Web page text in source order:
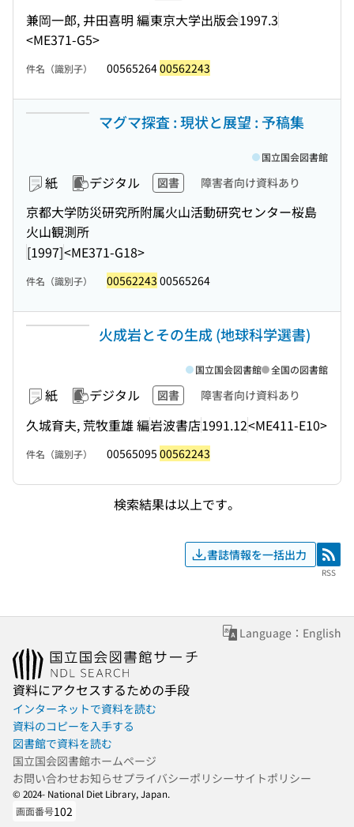
兼岡一郎, 井田喜明 編東京大学出版会1997.3
<ME371-G5>
件名（識別子） 0056526400562243
マグマ探査 : 現状と展望 : 予稿集
紙 デジタル 図書 障害者向け資料あり
京都大学防災研究所附属火山活動研究センター桜島
火山観測所
[1997]<ME371-G18>
国立国会図書館
件名（識別子） 00562243 00565264
火成岩とその生成 (地球科学選書)
紙 デジタル 図書 障害者向け資料あり
久城育夫, 荒牧重雄 編岩波書店1991.12<ME411-E10>
国立国会図書館 全国の図書館
件名（識別子） 00565095 00562243
検索結果は以上です。
書誌情報を一括出力 RSS
RSS
Language：English
資料にアクセスするための手段
インターネットで資料を読む
資料のコピーを入手する
図書館で資料を読む
国立国会図書館ホームページ
お問い合わせお知らせプライバシーポリシーサイトポリシー
© 2024- National Diet Library, Japan.
画面番号102